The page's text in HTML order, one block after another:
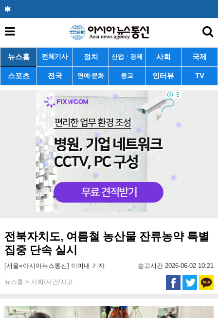
뉴스홈 전체기사 정치 산업ㆍ경제 사회 국제
스포츠 전국 연예·문화 종교 인터뷰 TV
전북자치도, 여름철 농산물 잔류농약 특별
집중 단속 실시
[서울=아시아뉴스통신] 이미내 기자 송고시간 2026-06-02 10:21
뉴스홈 > 사회/사건/사고